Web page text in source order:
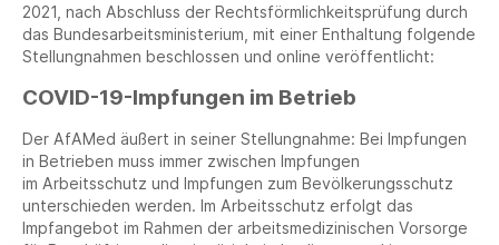
2021, nach Abschluss der Rechtsförmlichkeitsprüfung durch
das Bundesarbeitsministerium, mit einer Enthaltung folgende
Stellungnahmen beschlossen und online veröffentlicht:
COVID-19-Impfungen im Betrieb
Der AfAMed äußert in seiner Stellungnahme: Bei Impfungen
in Betrieben muss immer zwischen Impfungen
im Arbeitsschutz und Impfungen zum Bevölkerungsschutz
unterschieden werden. Im Arbeitsschutz erfolgt das
Impfangebot im Rahmen der arbeitsmedizinischen Vorsorge